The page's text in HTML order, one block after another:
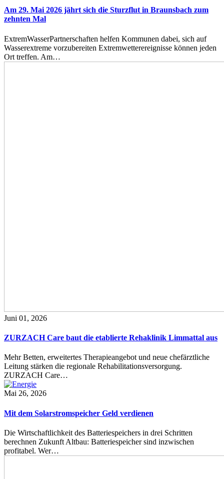
Am 29. Mai 2026 jährt sich die Sturzflut in Braunsbach zum
zehnten Mal
ExtremWasserPartnerschaften helfen Kommunen dabei, sich auf
Wasserextreme vorzubereiten Extremwetterereignisse können jeden
Ort treffen. Am…
Juni 01, 2026
ZURZACH Care baut die etablierte Rehaklinik Limmattal aus
Mehr Betten, erweitertes Therapieangebot und neue chefärztliche
Leitung stärken die regionale Rehabilitationsversorgung.
ZURZACH Care…
Mai 26, 2026
Mit dem Solarstromspeicher Geld verdienen
Die Wirtschaftlichkeit des Batteriespeichers in drei Schritten
berechnen Zukunft Altbau: Batteriespeicher sind inzwischen
profitabel. Wer…